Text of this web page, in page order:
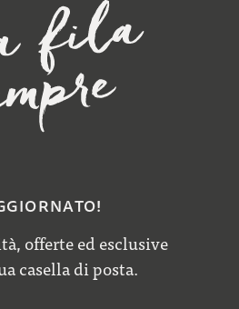
offerte ed esclusive
casella di posta.